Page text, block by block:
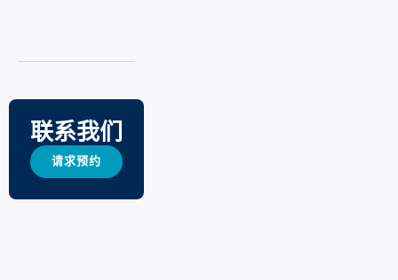
联系我们
请求预约